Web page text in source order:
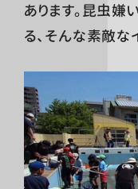
あります。昆虫
る、そんな素敵な